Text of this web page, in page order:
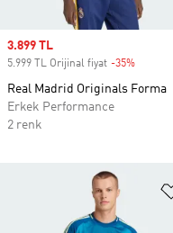
Sale price
3.899 TL
5.999 TL Orijinal fiyat -35%
Real Madrid Originals Forma
Erkek Performance
2 renk